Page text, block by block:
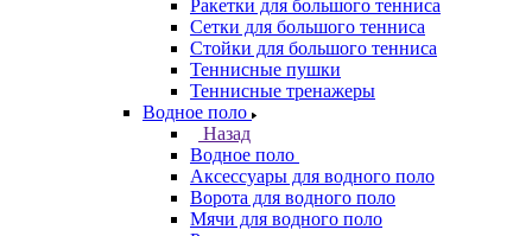
Ракетки для большого тенниса
Сетки для большого тенниса
Стойки для большого тенниса
Теннисные пушки
Теннисные тренажеры
Водное поло
Назад
Водное поло
Аксессуары для водного поло
Ворота для водного поло
Мячи для водного поло